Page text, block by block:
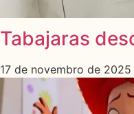
Tabajaras
17 de novembro de 2025